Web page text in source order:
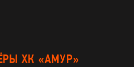
ХК «АМУР»